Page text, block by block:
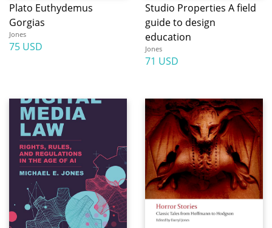
Plato Euthydemus
Gorgias
Jones
75 USD
Studio Properties A field
guide to design
education
Jones
71 USD